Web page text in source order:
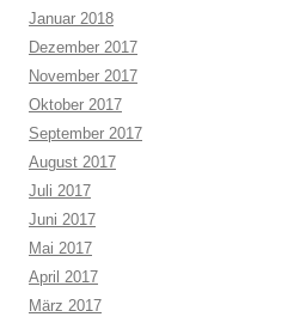
Januar 2018
Dezember 2017
November 2017
Oktober 2017
September 2017
August 2017
Juli 2017
Juni 2017
Mai 2017
April 2017
März 2017